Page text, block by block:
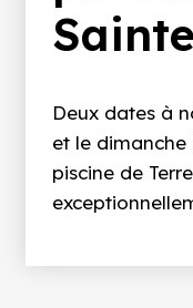
Sainte
Deux dates à
et le
piscine de